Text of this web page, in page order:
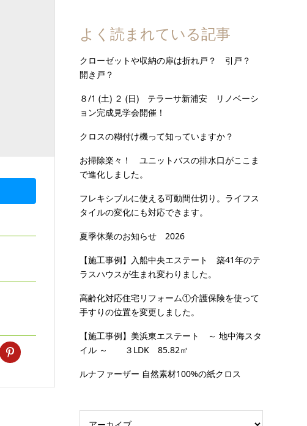
よく読まれている記事
クローゼットや収納の扉は折れ戸？ 引戸？
開き戸？
８/1 (土) ２ (日) テラーサ新浦安 リノベーシ
ョン完成見学会開催！
クロスの糊付け機って知っていますか？
お掃除楽々！ ユニットバスの排水口がここま
で進化しました。
フレキシブルに使える可動間仕切り。ライフス
タイルの変化にも対応できます。
夏季休業のお知らせ 2026
【施工事例】入船中央エステート 築41年のテ
ラスハウスが生まれ変わりました。
高齢化対応住宅リフォーム①介護保険を使って
手すりの位置を変更しました。
【施工事例】美浜東エステート ～ 地中海スタ
イル ～ ３LDK 85.82㎡
ルナファーザー 自然素材100%の紙クロス